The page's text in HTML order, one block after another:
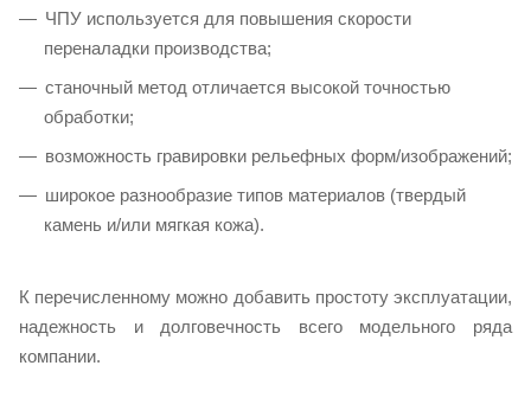
ЧПУ используется для повышения скорости
переналадки производства;
станочный метод отличается высокой точностью
обработки;
возможность гравировки рельефных форм/изображений;
широкое разнообразие типов материалов (твердый
камень и/или мягкая кожа).
К перечисленному можно добавить простоту эксплуатации,
надежность и долговечность всего модельного ряда
компании.